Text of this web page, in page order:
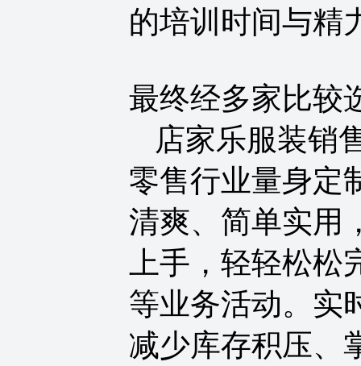
的培训时间与精
最终经多家比较
店家乐服装销
零售行业量身定
清爽、简单实用
上手，轻轻松松
等业务活动。实
减少库存积压、